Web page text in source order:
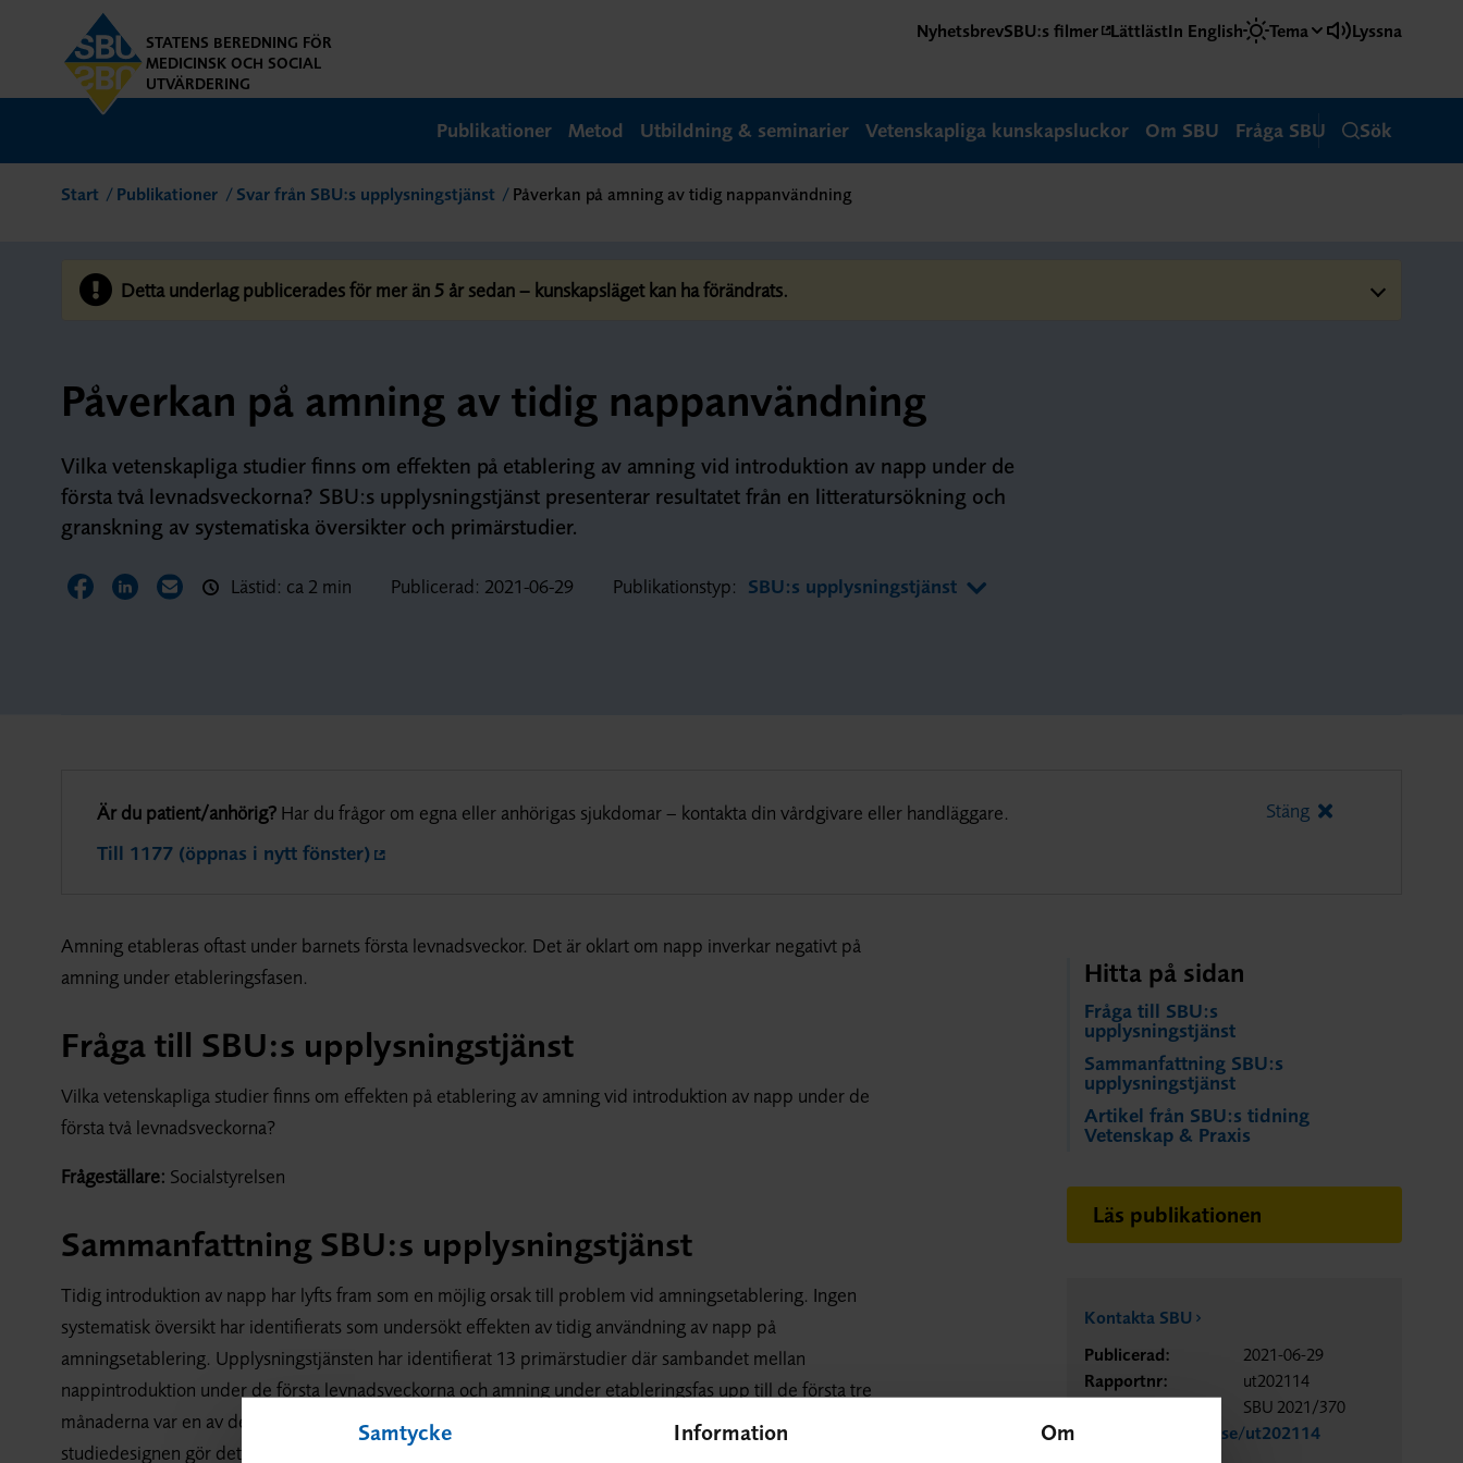
Samtycke Information Om
STATENS BEREDNING FÖR
MEDICINSK OCH SOCIAL
UTVÄRDERING
NyhetsbrevSBU:s filmer LättlästIn English Tema Lyssna
Publikationer Metod Utbildning & seminarier Vetenskapliga kunskapsluckor Om SBU Fråga SBU Sök
Start Publikationer Svar från SBU:s upplysningstjänst Påverkan på amning av tidig nappanvändning
Detta underlag publicerades för mer än 5 år sedan – kunskapsläget kan ha förändrats.
Påverkan på amning av tidig nappanvändning
Vilka vetenskapliga studier finns om effekten på etablering av amning vid introduktion av napp under de
första två levnadsveckorna? SBU:s upplysningstjänst presenterar resultatet från en litteratursökning och
granskning av systematiska översikter och primärstudier.
Dela sidan på Facebook
Dela sidan på LinkedIn
Dela sidan via E-post
Lästid: ca 2 min Publicerad: 2021-06-29 Publikationstyp: SBU:s upplysningstjänst
Är du patient/anhörig? Har du frågor om egna eller anhörigas sjukdomar – kontakta din vårdgivare eller handläggare.
Till 1177 (öppnas i nytt fönster)
Stäng
Hitta på sidan
Fråga till SBU:s
upplysningstjänst
Sammanfattning SBU:s
upplysningstjänst
Artikel från SBU:s tidning
Vetenskap & Praxis
Läs publikationen
Kontakta SBU
Publicerad:
2021-06-29
Rapportnr:
ut202114
Diarienr:
SBU 2021/370
https://www.sbu.se/ut202114
Amning etableras oftast under barnets första levnadsveckor. Det är oklart om napp inverkar negativt på
amning under etableringsfasen.
Fråga till SBU:s upplysningstjänst
Vilka vetenskapliga studier finns om effekten på etablering av amning vid introduktion av napp under de
första två levnadsveckorna?
Frågeställare: Socialstyrelsen
Sammanfattning SBU:s upplysningstjänst
Tidig introduktion av napp har lyfts fram som en möjlig orsak till problem vid amningsetablering. Ingen
systematisk översikt har identifierats som undersökt effekten av tidig användning av napp på
amningsetablering. Upplysningstjänsten har identifierat 13 primärstudier där sambandet mellan
nappintroduktion under de första levnadsveckorna och amning under etableringsfas upp till de första tre
månaderna var en av de aspekter som analyserats. Av dessa är elva studier observationsstudier, där
studiedesignen gör det svårt att fastslå om det rör sig om orsakssamband mellan tidig nappintroduktion och